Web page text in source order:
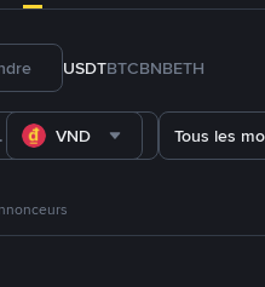
USDTBTCBNBETH
VND Tous les